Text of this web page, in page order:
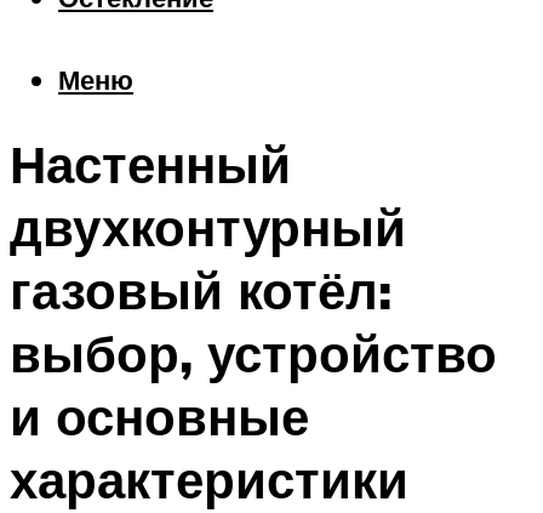
Меню
Настенный
двухконтурный
газовый котёл:
выбор, устройство
и основные
характеристики